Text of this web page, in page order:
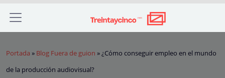
Portada » Blog Fuera de guion »¿Cómo conseguir empleo en el mundo
de la producción audiovisual?